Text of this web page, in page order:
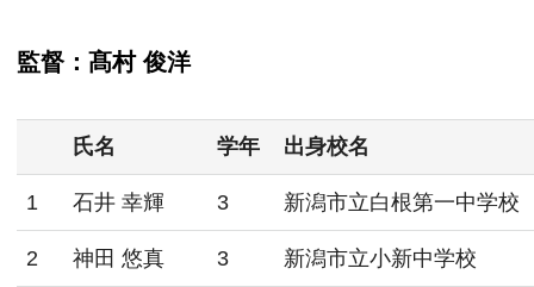
監督：髙村 俊洋
氏名 学年 出身校名
1 石井 幸輝 3 新潟市立白根第一中学校
2 神田 悠真 3 新潟市立小新中学校